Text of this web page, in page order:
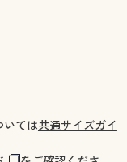
ては共通サイズガイ